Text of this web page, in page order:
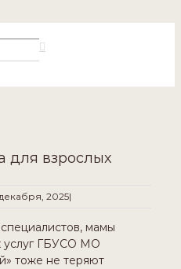
для взрослых
декабря, 2025|
мамы
услуг ГБУСО МО
тоже не теряют